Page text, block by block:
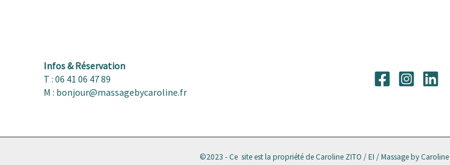
Infos & Réservation
T : 06 41 06 47 89
M : bonjour@massagebycaroline.fr
©2023 - Ce site est la propriété de Caroline ZITO / EI / Massage by Caroline